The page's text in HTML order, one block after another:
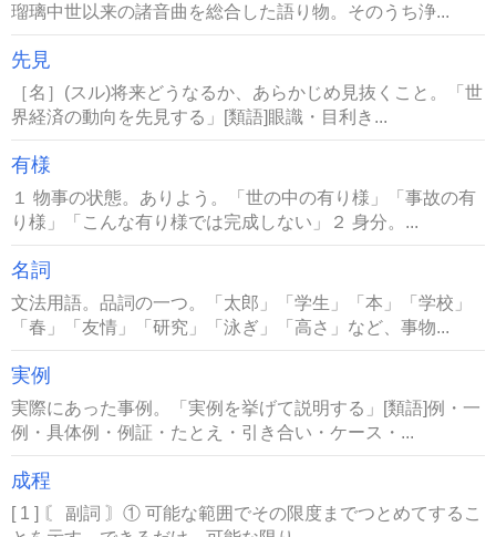
瑠璃中世以来の諸音曲を総合した語り物。そのうち浄...
先見
［名］(スル)将来どうなるか、あらかじめ見抜くこと。「世
界経済の動向を先見する」[類語]眼識・目利き...
有様
１ 物事の状態。ありよう。「世の中の有り様」「事故の有
り様」「こんな有り様では完成しない」２ 身分。...
名詞
文法用語。品詞の一つ。「太郎」「学生」「本」「学校」
「春」「友情」「研究」「泳ぎ」「高さ」など、事物...
実例
実際にあった事例。「実例を挙げて説明する」[類語]例・一
例・具体例・例証・たとえ・引き合い・ケース・...
成程
[ 1 ] 〘 副詞 〙① 可能な範囲でその限度までつとめてするこ